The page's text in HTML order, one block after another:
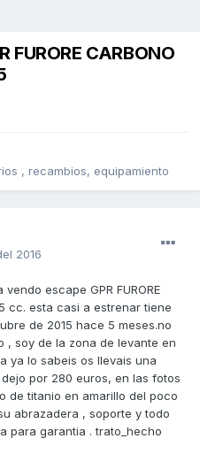
FURORE CARBONO
, recambios, equipamiento
2016
escape GPR FURORE
cc. esta casi a estrenar tiene
de 2015 hace 5 meses.no
, soy de la zona de levante en
ya lo sabeis os llevais una
por 280 euros, en las fotos
de titanio en amarillo del poco
abrazadera , soporte y todo
para garantia . trato_hecho